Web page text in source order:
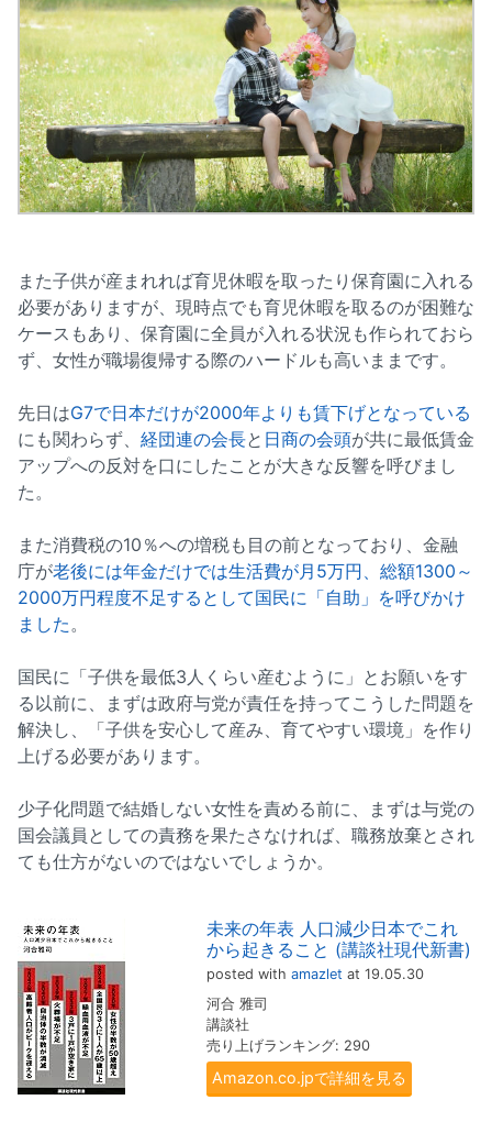
また子供が産まれれば育児休暇を取ったり保育園に入れる
必要がありますが、現時点でも育児休暇を取るのが困難な
ケースもあり、保育園に全員が入れる状況も作られておら
ず、女性が職場復帰する際のハードルも高いままです。
先日はG7で日本だけが2000年よりも賃下げとなっている
にも関わらず、 経団連の会長と 日商の会頭が共に最低賃金
アップへの反対を口にしたことが大きな反響を呼びまし
た。
また消費税の10％への増税も目の前となっており、金融
庁が老後には年金だけでは生活費が月5万円、総額1300～
2000万円程度不足するとして国民に「自助」を呼びかけ
ました 。
国民に「子供を最低3人くらい産むように」とお願いをす
る以前に、まずは政府与党が責任を持ってこうした問題を
解決し、「子供を安心して産み、育てやすい環境」を作り
上げる必要があります。
少子化問題で結婚しない女性を責める前に、まずは与党の
国会議員としての責務を果たさなければ、職務放棄とされ
ても仕方がないのではないでしょうか。
未来の年表 人口減少日本でこれ
から起きること (講談社現代新書)
posted with amazlet at 19.05.30
河合 雅司
講談社
売り上げランキング: 290
Amazon.co.jpで詳細を見る